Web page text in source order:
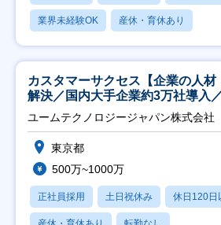
業界未経験OK 産休・育休あり
カスタマーサクセス【企業の人
解決／国内大手企業約3万社導入
ユームテクノロジージャパン株式会社
東京都
500万~1000万
正社員採用 土日祝休み 休日120日